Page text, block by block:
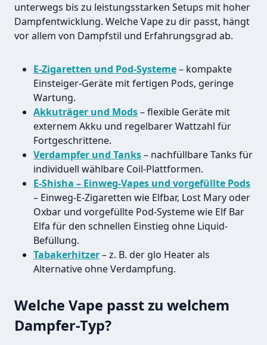
unterwegs bis zu leistungsstarken Setups mit hoher
Dampfentwicklung. Welche Vape zu dir passt, hängt
vor allem von Dampfstil und Erfahrungsgrad ab.
E-Zigaretten und Pod-Systeme– kompakte
Einsteiger-Geräte mit fertigen Pods, geringe
Wartung.
Akkuträger und Mods– flexible Geräte mit
externem Akku und regelbarer Wattzahl für
Fortgeschrittene.
Verdampfer und Tanks– nachfüllbare Tanks für
individuell wählbare Coil-Plattformen.
E-Shisha – Einweg-Vapes und vorgefüllte Pods
– Einweg-E-Zigaretten wie Elfbar, Lost Mary oder
Oxbar und vorgefüllte Pod-Systeme wie Elf Bar
Elfa für den schnellen Einstieg ohne Liquid-
Befüllung.
Tabakerhitzer– z. B. der glo Heater als
Alternative ohne Verdampfung.
Welche Vape passt zu welchem
Dampfer-Typ?